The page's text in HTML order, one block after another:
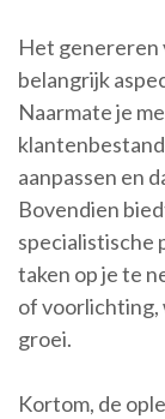
Het genereren
belangrijk
Naarmate je
aanpassen en
Bovendien
specialistische
taken op je te
of voorlichting,
groei.
Kortom, de